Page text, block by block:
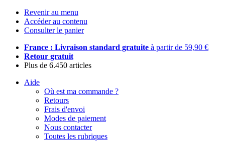
Revenir au menu
Accéder au contenu
Consulter le panier
France : Livraison standard gratuite à partir de 59,90 €
Retour gratuit
Plus de 6.450 articles
Aide
Où est ma commande ?
Retours
Frais d'envoi
Modes de paiement
Nous contacter
Toutes les rubriques